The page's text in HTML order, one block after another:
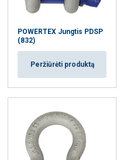
POWERTEX Jungtis PDSP
(832)
Peržiūrėti produktą